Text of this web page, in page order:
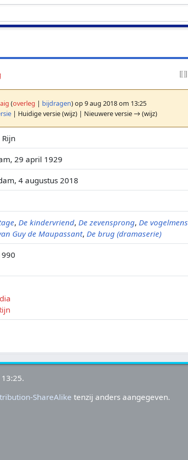
(overleg | bijdragen)op 9 aug 2018 om 13:25
| Huidige versie (wijz) | Nieuwere versie → (wijz)
Rijn
29 april 1929
4 augustus 2018
, De kindervriend, De zevensprong, De vogelmens
Guy de Maupassant, De brug (dramaserie)
ShareAlike tenzij anders aangegeven.